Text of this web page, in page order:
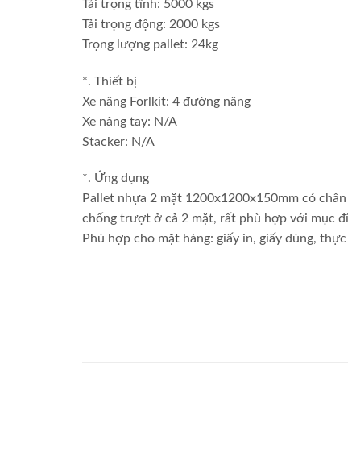
Tải trọng tĩnh: 5000 kgs
Tải trọng động: 2000 kgs
Trọng lượng pallet: 24kg
*. Thiết bị
Xe nâng Forlkit: 4 đường nâng
Xe nâng tay: N/A
Stacker: N/A
*. Ứng dụng
Pallet nhựa 2 mặt 1200x1200x150mm có
chống trượt ở cả 2 mặt, rất phù hợp với mục
Phù hợp cho mặt hàng: giấy in, giấy dùng,